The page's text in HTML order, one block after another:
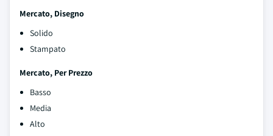
Mercato, Disegno
Solido
Stampato
Mercato, Per Prezzo
Basso
Media
Alto